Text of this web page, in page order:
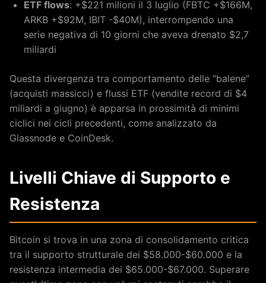
ETF flows: +$221 milioni il 3 luglio (FBTC +$166M,
ARKB +$92M, IBIT -$40M), interrompendo una
serie negativa di 10 giorni che aveva drenato $2,7
miliardi
Questa divergenza tra comportamento delle “balene”
(acquisti massicci) e flussi ETF (vendite record di $4
miliardi a giugno) è apparsa in prossimità di minimi
ciclici nei cicli precedenti, come analizzato da
Glassnode e CoinDesk.
Livelli Chiave di Supporto e
Resistenza
Bitcoin si trova in una zona di consolidamento critica
tra il supporto strutturale dei $58.000-$60.000 e la
resistenza intermedia dei $65.000-$67.000. Superare